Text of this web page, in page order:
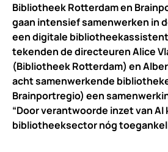
Bibliotheek Rotterdam en
gaan intensief samenwerken in
een digitale
tekenden de directeuren Alice
(Bibliotheek Rotterdam) en
acht samenwerkende
Brainportregio) een
“Door verantwoorde inzet van AI
bibliotheeksector nóg